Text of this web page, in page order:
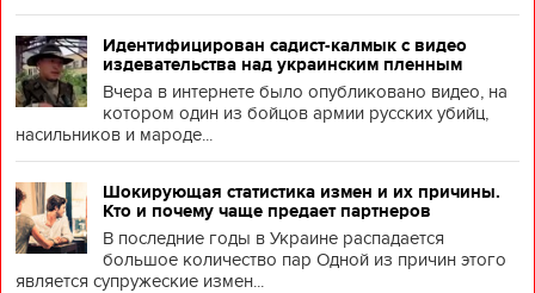
Идентифицирован садист-калмык с видео
издевательства над украинским пленным
Вчера в интернете было опубликовано видео, на
котором один из бойцов армии русских убийц,
насильников и мароде...
Шокирующая статистика измен и их причины.
Кто и почему чаще предает партнеров
В последние годы в Украине распадается
большое количество пар Одной из причин этого
является супружеские измен...